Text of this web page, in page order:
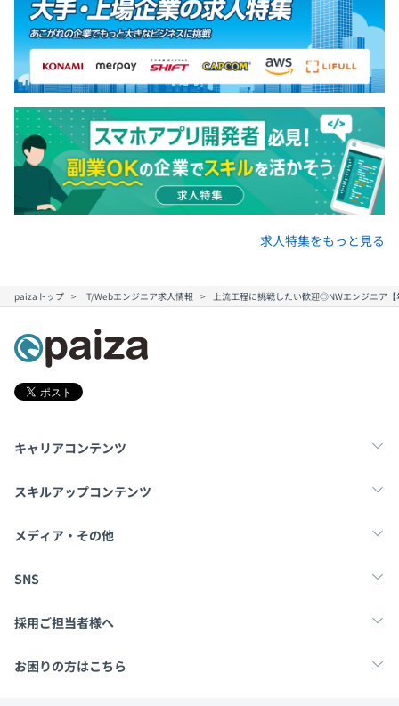
求人特集をもっと見る
paizaトップ IT/Webエンジニア求人情報 上流工程に挑戦したい歓迎◎NWエンジニア
キャリアコンテンツ
転職・キャリア
スキルアップコンテンツ
学習
メディア・その他
Tech Team Journal
SNS
X
採用ご担当者様へ
採用・教育をお考えの企業様へ
お困りの方はこちら